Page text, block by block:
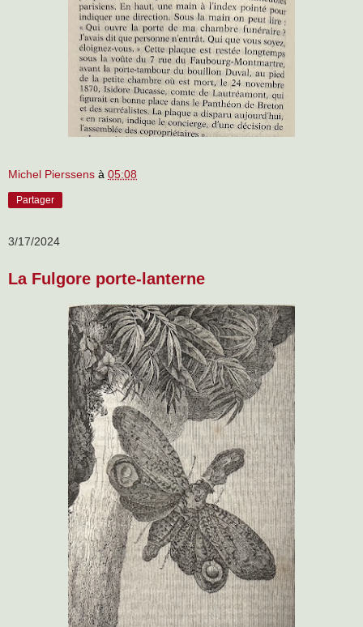
Michel Pierssens à 05:08
Partager
3/17/2024
La Fulgore porte-lanterne